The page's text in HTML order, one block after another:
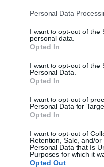
Please note that this
not limited to your visit or
grant or deny consent to
use your data for below
consent section.
Personal Data
I want to opt-out of the
personal data.
Opted In
I want to opt-out of the
Personal Data.
Opted In
I want to opt-out of
Personal Data for
Opted In
I want to opt-out of
Retention, Sale, and/or
Personal Data that Is
Purposes for which it
Opted Out
Népszerű